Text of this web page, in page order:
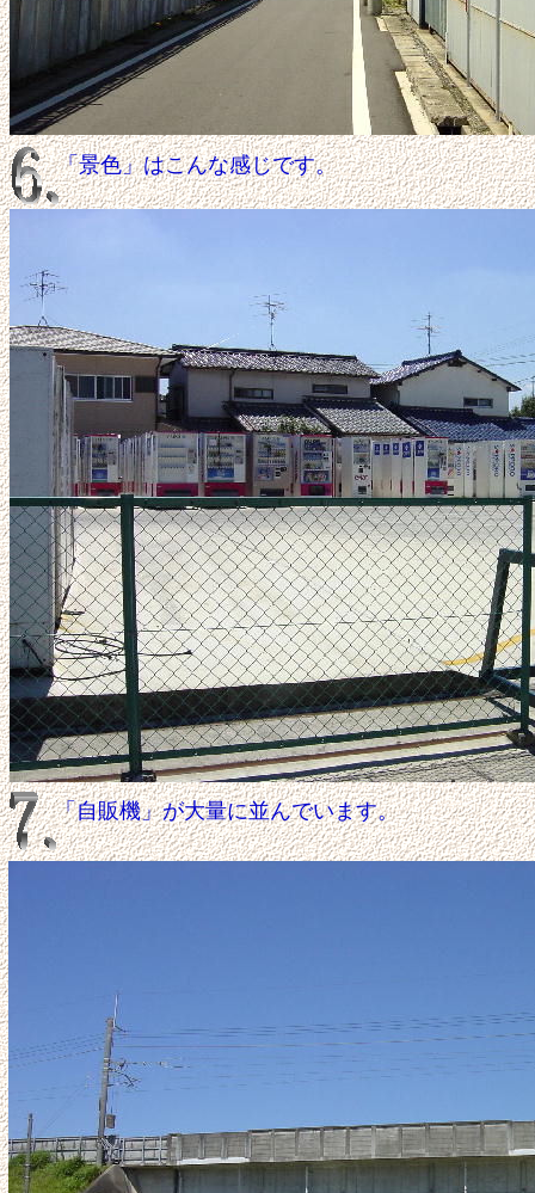
「景色」はこんな感じです。
「自販機」が大量に並んでいます。